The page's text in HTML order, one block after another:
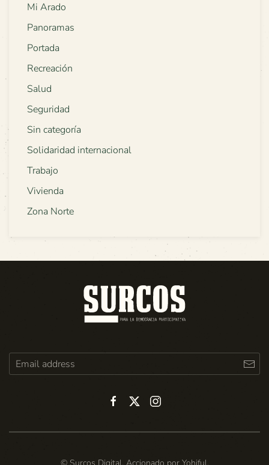
Mi Arado
Panoramas
Portada
Recreación
Salud
Seguridad
Sin categoría
Solidaridad internacional
Trabajo
Vivienda
Zona Norte